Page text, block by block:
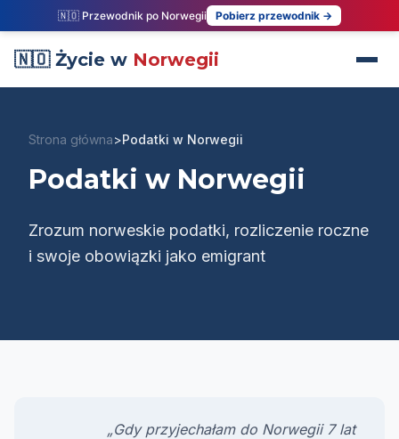
🇳🇴 Przewodnik po Norwegii Pobierz przewodnik →
🇳🇴 Życie w Norwegii
Strona główna>Podatki w Norwegii
Podatki w Norwegii
Zrozum norweskie podatki, rozliczenie roczne
i swoje obowiązki jako emigrant
„Gdy przyjechałam do Norwegii 7 lat